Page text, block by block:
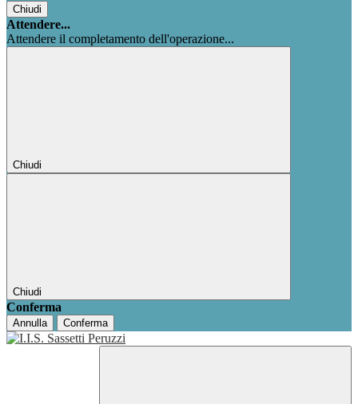
Chiudi
Attendere...
Attendere il completamento dell'operazione...
Chiudi
Chiudi
Conferma
Annulla Conferma